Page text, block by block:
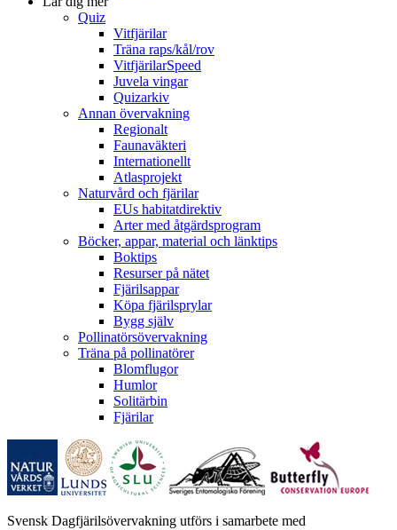
Quiz
Vitfjärilar
Träna raps/kål/rov
VitfjärilarSpeed
Juvela vingar
Quizarkiv
Annan övervakning
Regionalt
Faunaväkteri
Internationellt
Atlasprojekt
Naturvård och fjärilar
EUs habitatdirektiv
Arter med åtgärdsprogram
Böcker, appar, material och länktips
Boktips
Resurser på nätet
Fjärilsappar
Köpa fjärilsprylar
Bygg själv
Pollinatörsövervakning
Träna på pollinatörer
Blomflugor
Humlor
Solitärbin
Fjärilar
Svensk Dagfjärilsövervakning utförs i samarbete med